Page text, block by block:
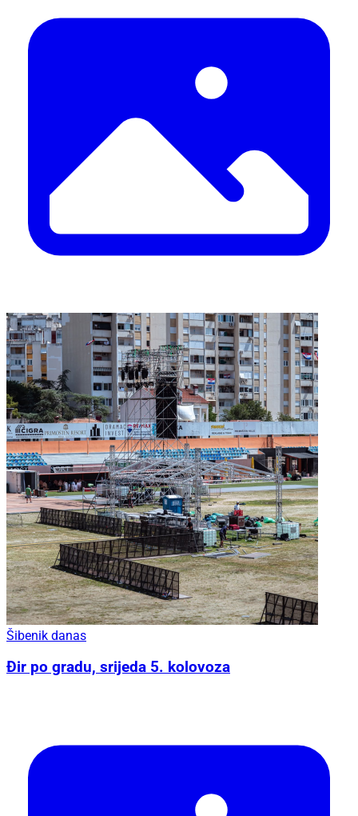
Šibenik danas
Đir po gradu, srijeda 5. kolovoza